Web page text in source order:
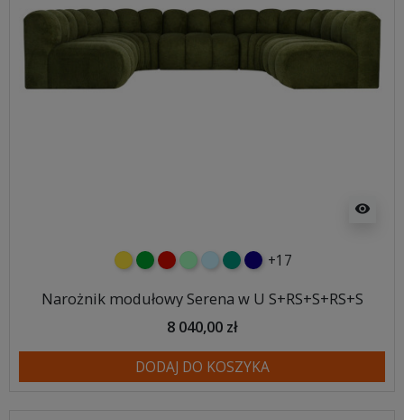
visibility
żółtyzielonyczerwony
miętowybłękitnyturkusowy
granatowy
+17
Narożnik modułowy Serena w U S+RS+S+RS+S
8 040,00 zł
DODAJ DO KOSZYKA